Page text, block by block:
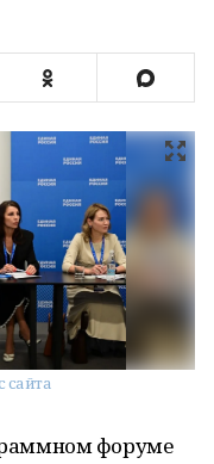
сайта
форуме